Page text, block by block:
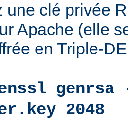
une clé privée
Apache (elle
en Triple-
genrsa
2048